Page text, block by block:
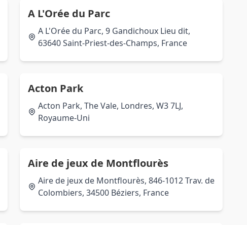
A L'Orée du Parc
A L'Orée du Parc, 9 Gandichoux Lieu dit,
63640 Saint-Priest-des-Champs, France
Acton Park
Acton Park, The Vale, Londres, W3 7LJ,
Royaume-Uni
Aire de jeux de Montflourès
Aire de jeux de Montflourès, 846-1012 Trav. de
Colombiers, 34500 Béziers, France